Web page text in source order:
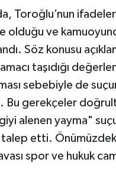
Toroğlu’nun
ve
Söz konusu
taşıdığı
sebebiyle de
Bu gerekçeler
alenen yayma"
talep etti.
spor ve hukuk